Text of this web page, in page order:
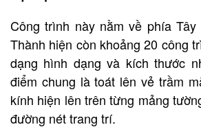
Công trình này nằm về phía
Thành hiện còn khoảng 20 công
dạng hình dạng và kích thước
điểm chung là toát lên vẻ trầm
kính hiện lên trên từng mảng
đường nét trang trí.